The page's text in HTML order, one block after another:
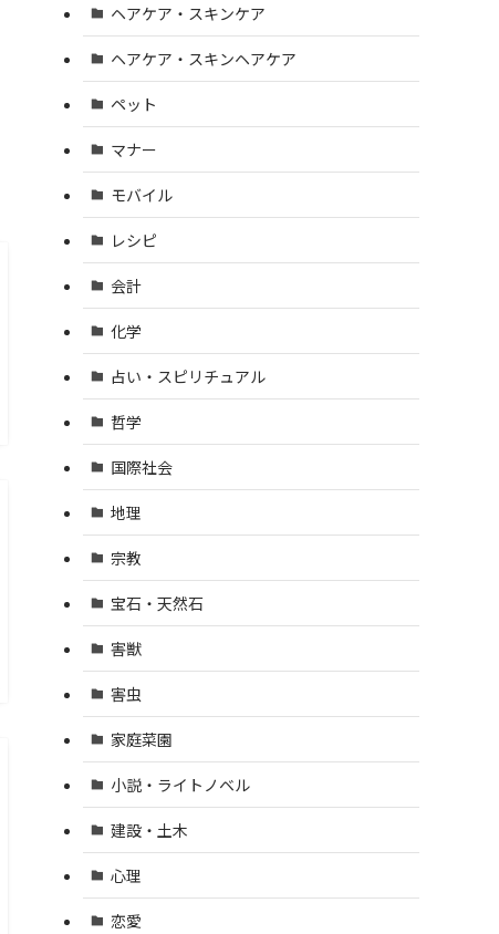
ヘアケア・スキンケア
ヘアケア・スキンヘアケア
ペット
マナー
モバイル
レシピ
会計
化学
占い・スピリチュアル
哲学
国際社会
地理
宗教
宝石・天然石
害獣
害虫
家庭菜園
小説・ライトノベル
建設・土木
心理
恋愛